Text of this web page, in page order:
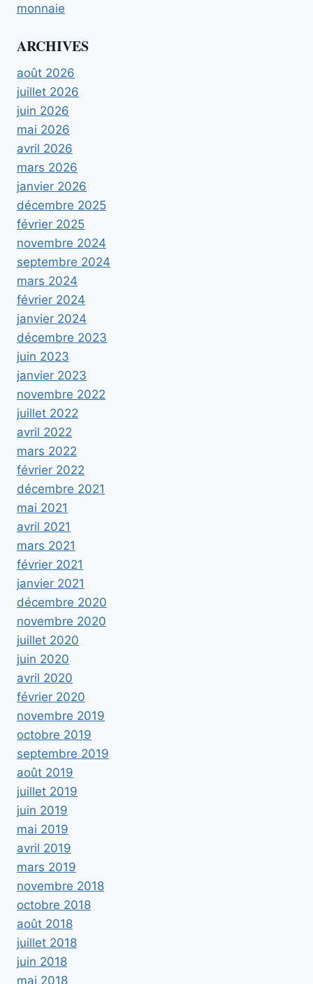
monnaie
ARCHIVES
août 2026
juillet 2026
juin 2026
mai 2026
avril 2026
mars 2026
janvier 2026
décembre 2025
février 2025
novembre 2024
septembre 2024
mars 2024
février 2024
janvier 2024
décembre 2023
juin 2023
janvier 2023
novembre 2022
juillet 2022
avril 2022
mars 2022
février 2022
décembre 2021
mai 2021
avril 2021
mars 2021
février 2021
janvier 2021
décembre 2020
novembre 2020
juillet 2020
juin 2020
avril 2020
février 2020
novembre 2019
octobre 2019
septembre 2019
août 2019
juillet 2019
juin 2019
mai 2019
avril 2019
mars 2019
novembre 2018
octobre 2018
août 2018
juillet 2018
juin 2018
mai 2018